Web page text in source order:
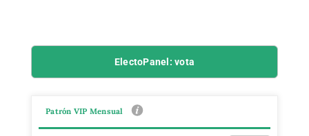
ElectoPanel: vota
Patrón VIP Mensual